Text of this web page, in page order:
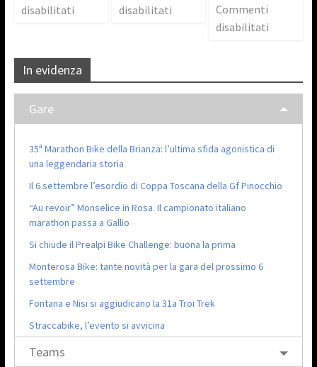
disabilitati
disabilitati
Commenti
disabilitati
In evidenza
Gare
35ª Marathon Bike della Brianza: l’ultima sfida agonistica di
una leggendaria storia
Il 6 settembre l’esordio di Coppa Toscana della Gf Pinocchio
“Au revoir” Monselice in Rosa. Il campionato italiano
marathon passa a Gallio
Si chiude il Prealpi Bike Challenge: buona la prima
Monterosa Bike: tante novità per la gara del prossimo 6
settembre
Fontana e Nisi si aggiudicano la 31a Troi Trek
Straccabike, l’evento si avvicina
Teams